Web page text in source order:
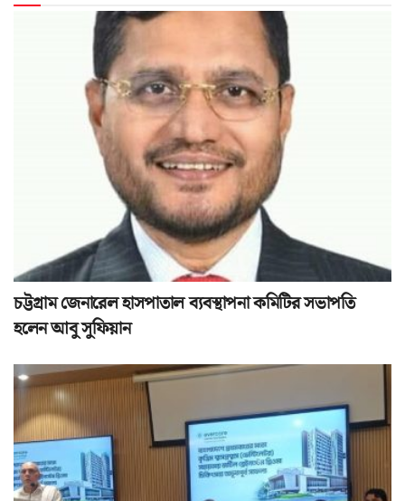
চট্টগ্রাম জেনারেল হাসপাতাল ব্যবস্থাপনা কমিটির সভাপতি
হলেন আবু সুফিয়ান